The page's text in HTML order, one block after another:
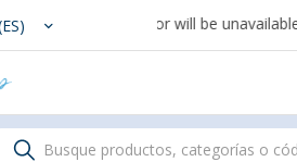
il Paese o territorio in
and Configurator will be unavailable.
Busque productos, categorías o